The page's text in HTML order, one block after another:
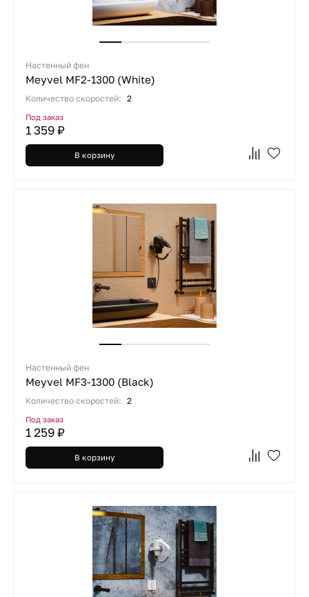
Настенный фен
Meyvel MF2-1300 (White)
Количество скоростей: 2
Под заказ
1 359 ₽
В корзину
Настенный фен
Meyvel MF3-1300 (Black)
Количество скоростей: 2
Под заказ
1 259 ₽
В корзину